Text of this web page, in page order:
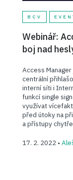
BCV
Webinář:
boj nad
Access
centrální
interní síti i
funkcí single
využívat
před útoky na
a přístupy
17. 2. 2022 •